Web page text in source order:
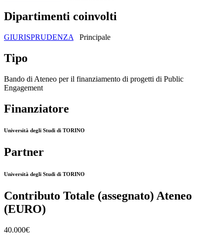
Dipartimenti coinvolti
GIURISPRUDENZA Principale
Tipo
Bando di Ateneo per il finanziamento di progetti di Public
Engagement
Finanziatore
Università degli Studi di TORINO
Partner
Università degli Studi di TORINO
Contributo Totale (assegnato) Ateneo
(EURO)
40.000€